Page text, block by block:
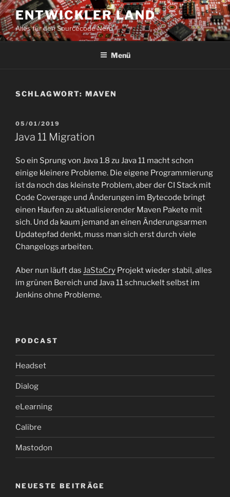
Zum
Inhalt
springen
ENTWICKLER LAND
Alles für den Sourcecode Nerd
Menü
SCHLAGWORT: MAVEN
VERÖFFENTLICHT
AM
05/01/2019
Java 11 Migration
So ein Sprung von Java 1.8 zu Java 11 macht schon
einige kleinere Probleme. Die eigene Programmierung
ist da noch das kleinste Problem, aber der CI Stack mit
Code Coverage und Änderungen im Bytecode bringt
einen Haufen zu aktualisierender Maven Pakete mit
sich. Und da kaum jemand an einen Änderungsarmen
Updatepfad denkt, muss man sich erst durch viele
Changelogs arbeiten.
Aber nun läuft das JaStaCry Projekt wieder stabil, alles
im grünen Bereich und Java 11 schnuckelt selbst im
Jenkins ohne Probleme.
PODCAST
Headset
Dialog
eLearning
Calibre
Mastodon
NEUESTE BEITRÄGE